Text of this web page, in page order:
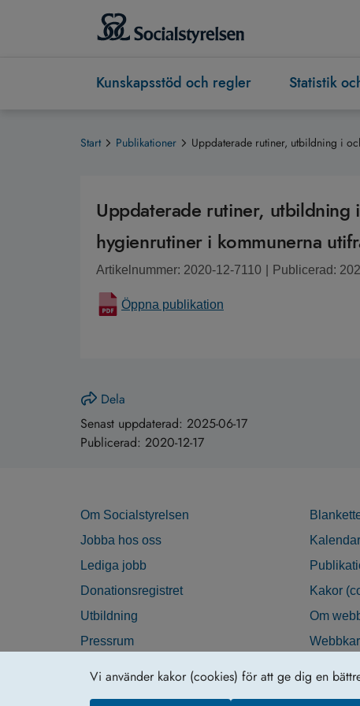
Vi använder kakor (cookies) för att ge dig en
Kunskapsstöd och regler Statistik
Start Publikationer Uppdaterade rutiner, utbildning i
Uppdaterade rutiner, utbildning
hygienrutiner i kommunerna
Artikelnummer: 2020-12-7110 Publicerad:
Öppna publikation
Dela
Senast uppdaterad: 2025-06-17
Publicerad: 2020-12-17
Om Socialstyrelsen
Jobba hos oss
Lediga jobb
Donationsregistret
Utbildning
Pressrum
Kakor
Om